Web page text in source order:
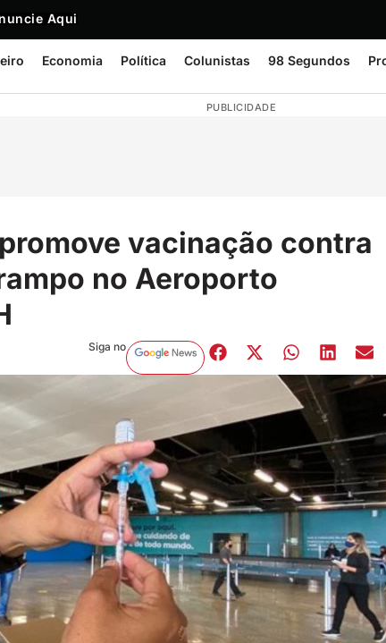
Aqui
Economia Política Colunistas 98 Segundos
PUBLICIDADE
vacinação contra
no Aeroporto
Siga no